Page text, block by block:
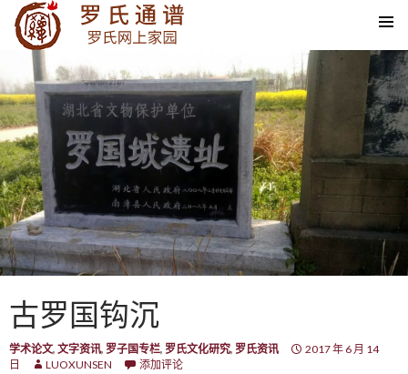
SKIP TO CONTENT
古罗国钩沉
学术论文, 文字资讯, 罗子国专栏, 罗氏文化研究, 罗氏资讯
2017 年 6 月 14
日
LUOXUNSEN 添加评论